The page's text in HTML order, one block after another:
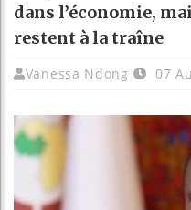
dans l’économie,
restent à la traîne
Vanessa Ndong 07